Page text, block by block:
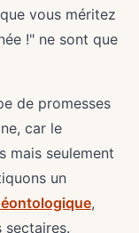
vous méritez
!" ne sont que
de promesses
car le
mais seulement
un
,
sectaires.